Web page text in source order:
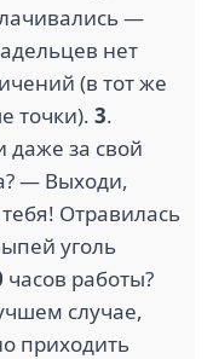
—
нет
(в тот же
точки). 3.
даже за свой
— Выходи,
Отравилась
уголь
часов работы?
случае,
приходить